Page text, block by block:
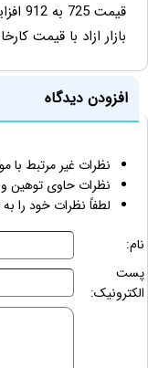
بازار ازاد با قیمت کارخانه زیر 40
افزودن دیدگاه
نظرات غیر مرتبط با
نظرات حاوی توهین و
لطفاً نظرات خود را
نام:
پست
الکترونیک: